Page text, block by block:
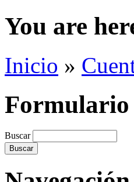
You are
Inicio »
Formulario
Buscar